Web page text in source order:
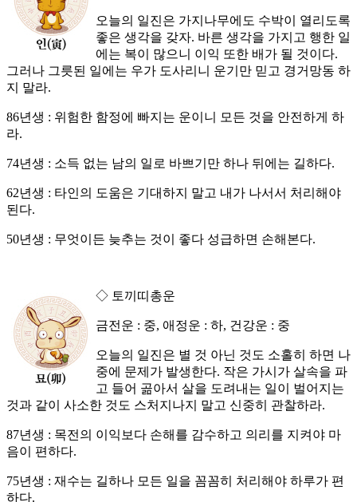
오늘의 일진은 가지나무에도 수박이 열리도록
좋은 생각을 갖자. 바른 생각을 가지고 행한 일
에는 복이 많으니 이익 또한 배가 될 것이다.
그러나 그릇된 일에는 우가 도사리니 운기만 믿고 경거망동 하
지 말라.
86년생 : 위험한 함정에 빠지는 운이니 모든 것을 안전하게 하
라.
74년생 : 소득 없는 남의 일로 바쁘기만 하나 뒤에는 길하다.
62년생 : 타인의 도움은 기대하지 말고 내가 나서서 처리해야
된다.
50년생 : 무엇이든 늦추는 것이 좋다 성급하면 손해본다.
◇ 토끼띠총운
금전운 : 중, 애정운 : 하, 건강운 : 중
오늘의 일진은 별 것 아닌 것도 소홀히 하면 나
중에 문제가 발생한다. 작은 가시가 살속을 파
고 들어 곪아서 살을 도려내는 일이 벌어지는
것과 같이 사소한 것도 스처지나지 말고 신중히 관찰하라.
87년생 : 목전의 이익보다 손해를 감수하고 의리를 지켜야 마
음이 편하다.
75년생 : 재수는 길하나 모든 일을 꼼꼼히 처리해야 하루가 편
하다.